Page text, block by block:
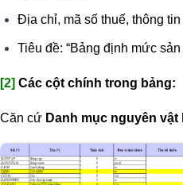
Địa chỉ, mã số thuế, thông
Tiêu đề: “Bảng định mức
[2] Các cột chính trong bảng:
Căn cứ Danh mục nguyên vật